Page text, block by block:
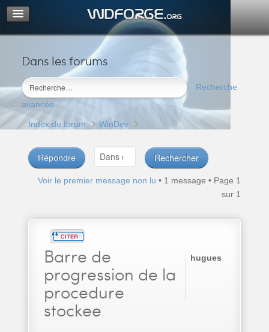
Dans les forums
Recherche
avancée
Portail
Index du forum
M’enregistrer
Connexion
Index du forum WinDev
Répondre
Voir le premier message non lu • 1 message • Page 1
sur 1
Barre de
progression de la
procedure
stockee
hugues